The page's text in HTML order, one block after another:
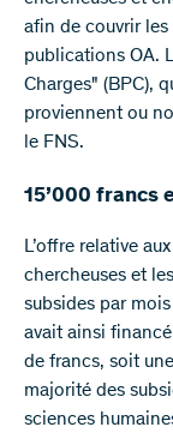
afin de couvrir
publications OA.
Charges" (BPC),
proviennent ou
le FNS.
15’000 francs
L’offre relative
chercheuses et
subsides par
avait ainsi
de francs, soit
majorité des
sciences